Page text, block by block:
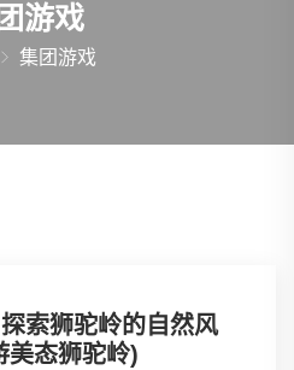
游戏
集团游戏
索狮驼岭的自然风
美态狮驼岭)